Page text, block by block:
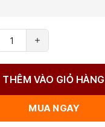
THÊM VÀO GIỎ HÀNG
MUA NGAY